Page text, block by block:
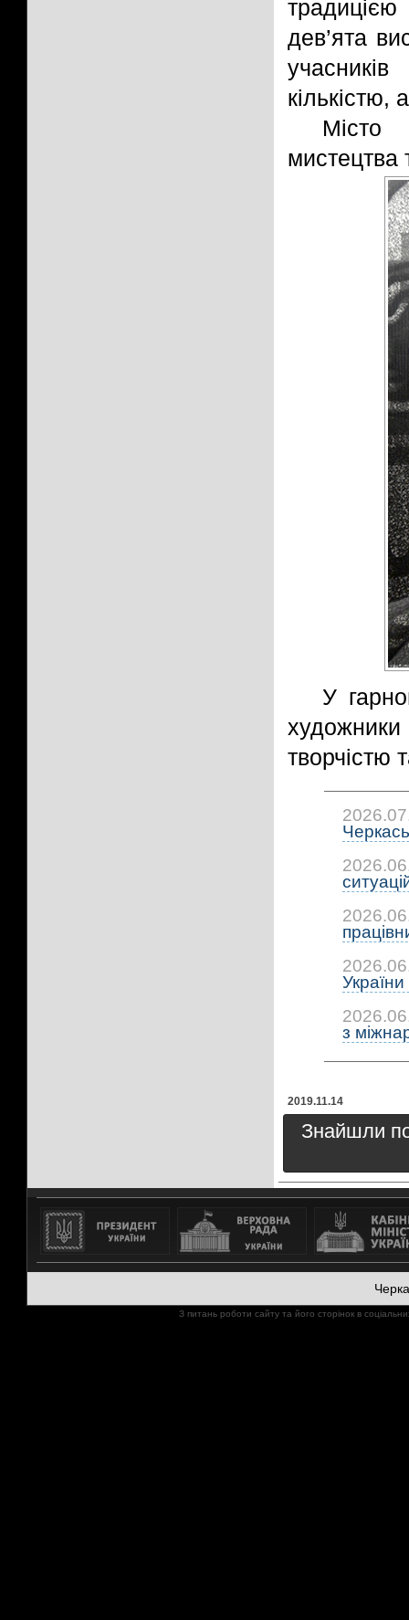
дев’ята
Місто
мистецтва
У
художники
творчістю
України
з
2019.11.14
Знайшли
З питань роботи сайту та його сторінок в